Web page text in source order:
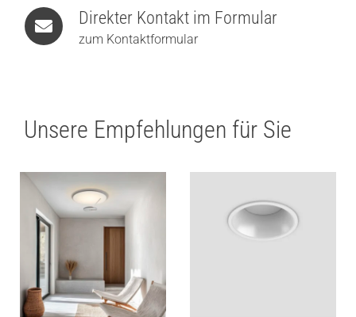
Direkter Kontakt im Formular
zum Kontaktformular
Unsere Empfehlungen für Sie